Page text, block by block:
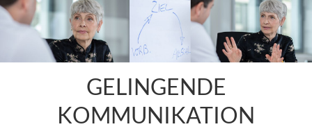
GELINGENDE
KOMMUNIKATION